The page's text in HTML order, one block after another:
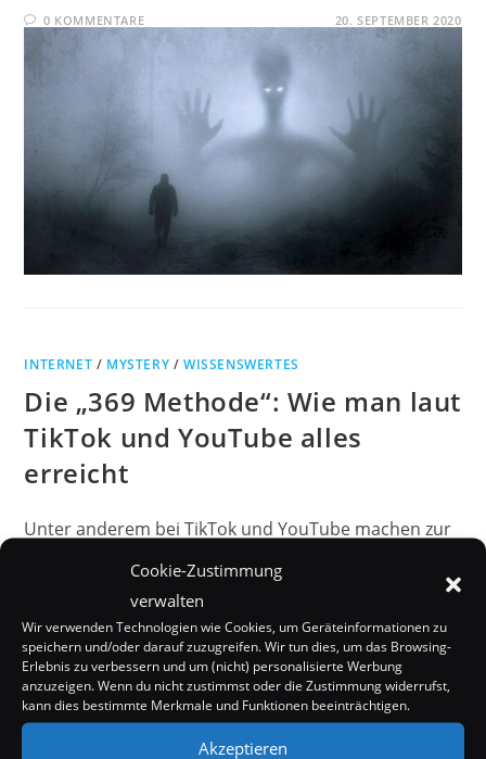
Cookie-Zustimmung
verwalten
Wir verwenden Technologien wie Cookies, um Geräteinformationen zu
speichern und/oder darauf zuzugreifen. Wir tun dies, um das Browsing-
Erlebnis zu verbessern und um (nicht) personalisierte Werbung
anzuzeigen. Wenn du nicht zustimmst oder die Zustimmung widerrufst,
kann dies bestimmte Merkmale und Funktionen beeinträchtigen.
Akzeptieren
0 KOMMENTARE 20. SEPTEMBER 2020
INTERNET / MYSTERY /WISSENSWERTES
Die „369 Methode“: Wie man laut
TikTok und YouTube alles
erreicht
Unter anderem bei TikTok und YouTube machen zur
Zeit diverse Videos die Runde, in denen eine
sogenannte "369 Methode" bzw "369 Manifestations-
Methode" beschrieben wird, mit der man angeblich
so ziemlich alles erreichen könne, was man will - und
angeblich soll sie auf den Theorien von…